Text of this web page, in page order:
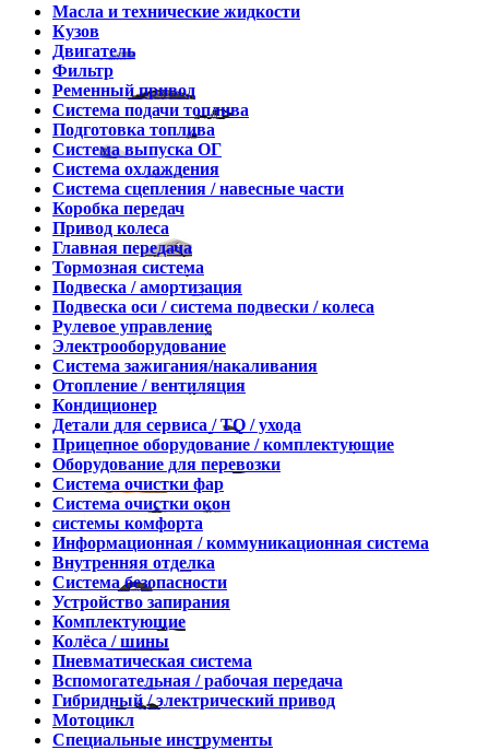
Масла и технические жидкости
Кузов
Двигатель
Фильтр
Ременный привод
Система подачи топлива
Подготовка топлива
Система выпуска ОГ
Система охлаждения
Система сцепления / навесные части
Коробка передач
Привод колеса
Главная передача
Тормозная система
Подвеска / амортизация
Подвеска оси / система подвески / колеса
Рулевое управление
Электрооборудование
Система зажигания/накаливания
Отопление / вентиляция
Кондиционер
Детали для сервиса / ТО / ухода
Прицепное оборудование / комплектующие
Оборудование для перевозки
Система очистки фар
Система очистки окон
системы комфорта
Информационная / коммуникационная система
Внутренняя отделка
Система безопасности
Устройство запирания
Комплектующие
Колёса / шины
Пневматическая система
Вспомогательная / рабочая передача
Гибридный / электрический привод
Мотоцикл
Специальные инструменты